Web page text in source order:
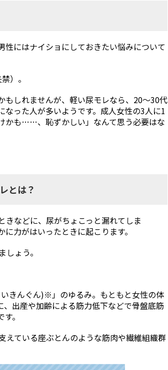
にはナイショにしておきたい悩みについて
）。
もしれませんが、軽い尿モレなら、20～30代
った人が多いようです。成人女性の3人に1
かも……、恥ずかしい」なんて思う必要はな
とは？
などに、尿がちょこっと漏れてしま
力がはいったときに起こります。
ょう。
きんぐん)※」のゆるみ。もともと女性の体
出産や加齢による筋力低下などで骨盤底筋
。
ている座ぶとんのような筋肉や繊維組織群